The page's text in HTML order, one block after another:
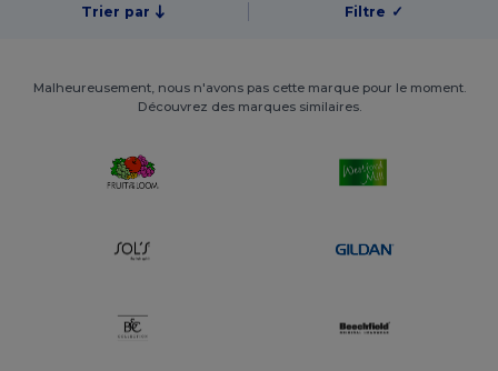
Trier par Filtre ✓
Malheureusement, nous n'avons pas cette marque pour le moment.
Découvrez des marques similaires.